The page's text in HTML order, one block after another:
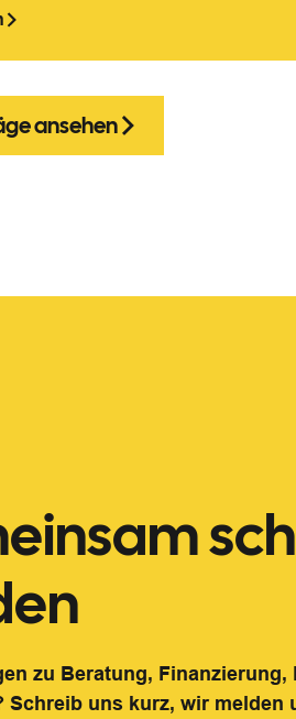
ansehen
zu Beratung,
Schreib uns kurz, wir melden